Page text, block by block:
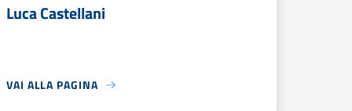
Luca Castellani
VAI ALLA PAGINA